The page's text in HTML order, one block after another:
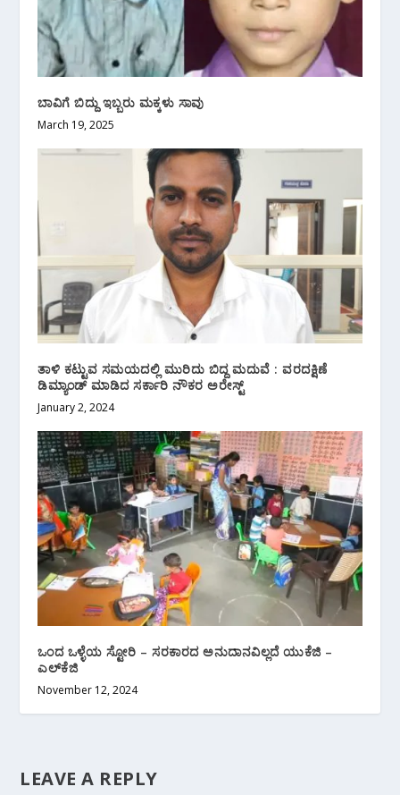
ಬಾವಿಗೆ ಬಿದ್ದು ಇಬ್ಬರು ಮಕ್ಕಳು ಸಾವು
March 19, 2025
ತಾಳಿ ಕಟ್ಟುವ ಸಮಯದಲ್ಲಿ ‌ಮುರಿದು ಬಿದ್ದ ಮದುವೆ : ವರದಕ್ಷಿಣೆ
ಡಿಮ್ಯಾಂಡ್ ಮಾಡಿದ ಸರ್ಕಾರಿ ನೌಕರ ಅರೇಸ್ಟ್
January 2, 2024
ಒಂದ ಒಳ್ಳೆಯ ಸ್ಟೋರಿ – ಸರಕಾರದ ಅನುದಾನವಿಲ್ಲದೆ ಯುಕೆಜಿ –
ಎಲ್‌ಕೆಜಿ
November 12, 2024
LEAVE A REPLY